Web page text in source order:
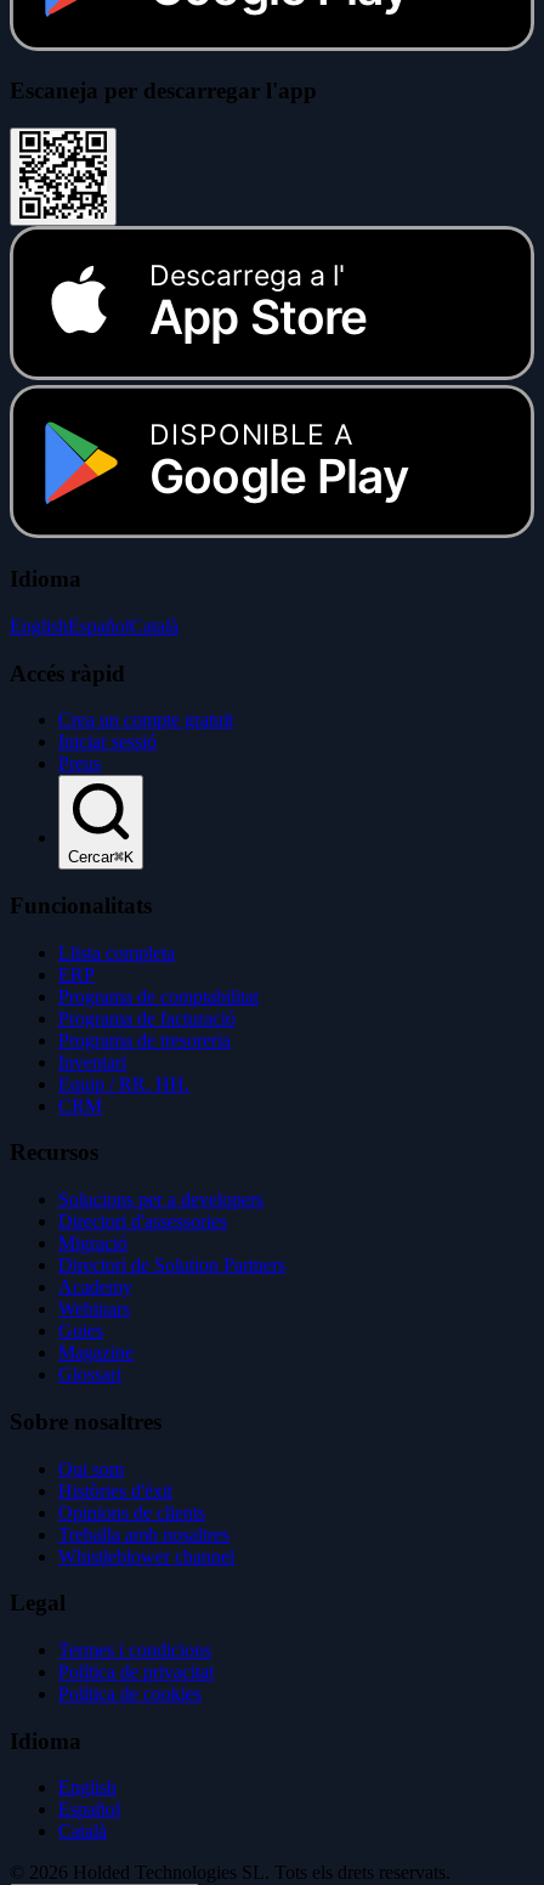
Escaneja per descarregar l'app
Descarrega a l'
App Store
DISPONIBLE A
Google Play
Idioma
EnglishEspañolCatalà
Accés ràpid
Crea un compte gratuït
Iniciar sessió
Preus
Cercar⌘K
Funcionalitats
Llista completa
ERP
Programa de comptabilitat
Programa de facturació
Programa de tresoreria
Inventari
Equip / RR. HH.
CRM
Recursos
Solucions per a developers
Directori d'assessories
Migració
Directori de Solution Partners
Academy
Webinars
Guies
Magazine
Glossari
Sobre nosaltres
Qui som
Històries d'èxit
Opinions de clients
Treballa amb nosaltres
Whistleblower channel
Legal
Termes i condicions
Política de privacitat
Política de cookies
Idioma
English
Español
Català
© 2026 Holded Technologies SL. Tots els drets reservats.